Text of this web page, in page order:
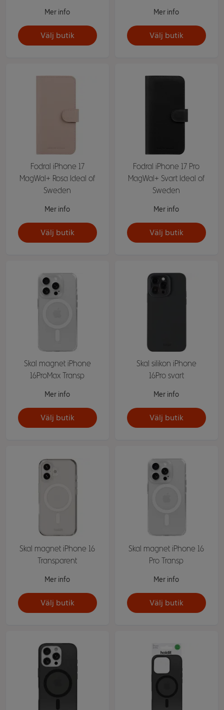
Mer info
Välj butik
Mer info
Välj butik
Fodral iPhone 17
MagWal+ Rosa Ideal of
Sweden
Mer info
Välj butik
Fodral iPhone 17 Pro
MagWal+ Svart Ideal of
Sweden
Mer info
Välj butik
Skal magnet iPhone
16ProMax Transp
Mer info
Välj butik
Skal silikon iPhone
16Pro svart
Mer info
Välj butik
Skal magnet iPhone 16
Transparent
Mer info
Välj butik
Skal magnet iPhone 16
Pro Transp
Mer info
Välj butik